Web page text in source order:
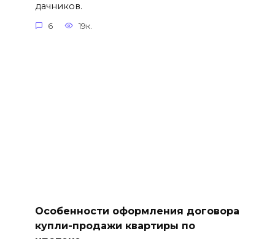
дачников.
6 19к.
Особенности оформления договора
купли-продажи квартиры по